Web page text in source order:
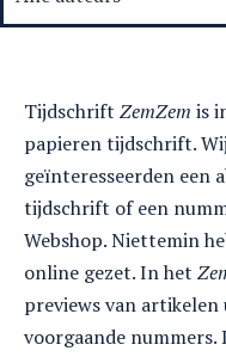
Tijdschrift ZemZem is
papieren tijdschrift.
geïnteresseerden een
tijdschrift of een
Webshop. Niettemin
online gezet. In het
previews van
voorgaande nummers.